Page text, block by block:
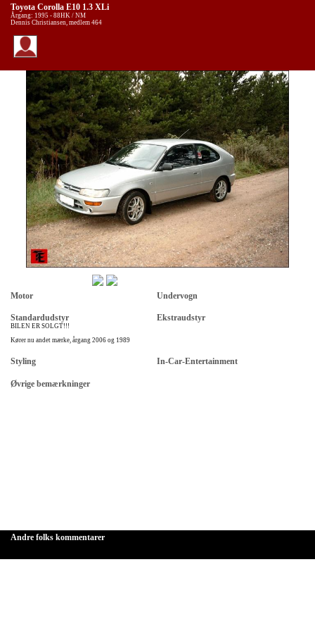
Toyota Corolla E10 1.3 XLi
Årgang: 1995 - 88HK / NM
Dennis Christiansen, medlem 464
Motor Undervogn
Standardudstyr
BILEN ER SOLGT!!!
Kører nu andet mærke, årgang 2006 og 1989
Ekstraudstyr
Styling In-Car-Entertainment
Øvrige bemærkninger
Andre folks kommentarer